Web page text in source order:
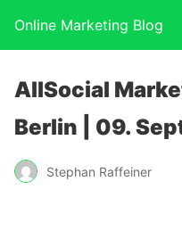
Online Marketing Blog
AllSocial
Berlin | 09.
Stephan Raffeiner